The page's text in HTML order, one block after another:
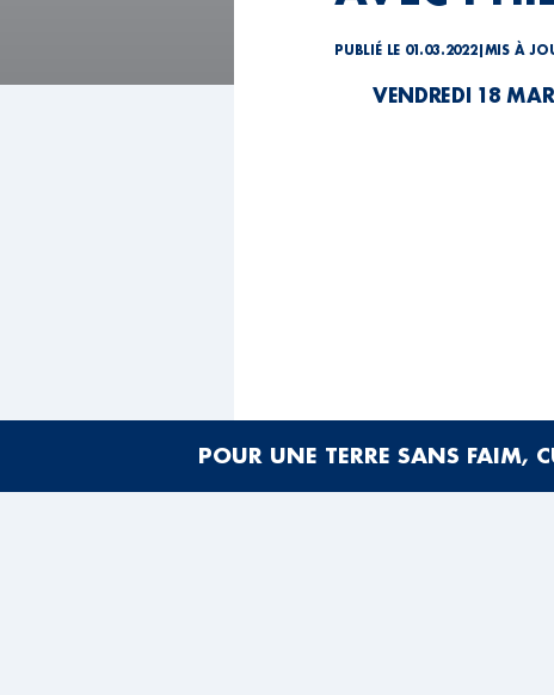
PUBLIÉ LE 01.03.2022|MIS À
VENDREDI 18
POUR UNE TERRE SANS FAIM,